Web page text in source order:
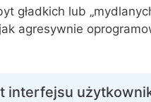
gładkich lub
agresywnie
interfejsu